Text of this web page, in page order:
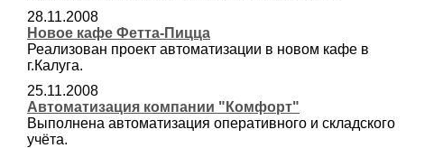
28.11.2008
Новое кафе Фетта-Пицца
Реализован проект автоматизации в новом кафе в
г.Калуга.
25.11.2008
Автоматизация компании "Комфорт"
Выполнена автоматизация оперативного и складского
учёта.